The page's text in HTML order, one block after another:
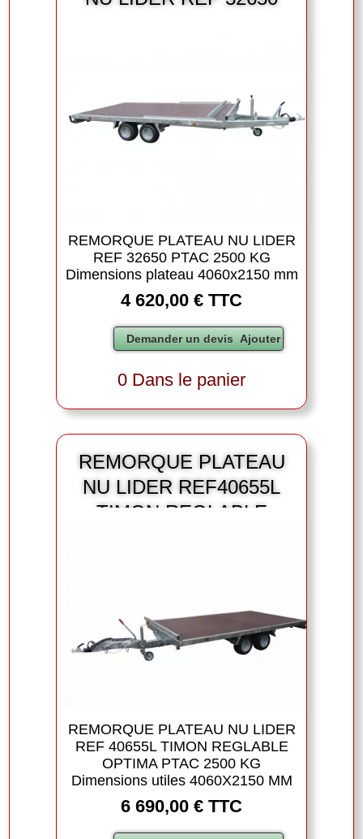
REMORQUE PLATEAU NU LIDER
REF 32650 PTAC 2500 KG
Dimensions plateau 4060x2150 mm
4 620,00 € TTC
0 Dans le panier
REMORQUE PLATEAU
NU LIDER REF40655L
TIMON REGLABLE
REMORQUE PLATEAU NU LIDER
REF 40655L TIMON REGLABLE
OPTIMA PTAC 2500 KG
Dimensions utiles 4060X2150 MM
6 690,00 € TTC